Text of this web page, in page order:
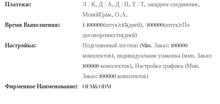
Платежи:
Л / К, Д / А, Д / П, Т / Т, западное соединение,
МонейГрам, О.А.
Время Выполнения:
1-100000(штук):15(дней),>100000(штук):По
договоренности(дней)
Настройка:
Подгонянный логотип (Min. Заказ: 100000
комплектов), индивидуальная упаковка (мин. Заказ:
100000 комплектов), Настройка графики (Мин.
Заказ: 100000 комплектов)
Фирменное Наименование:
OEM&ODM